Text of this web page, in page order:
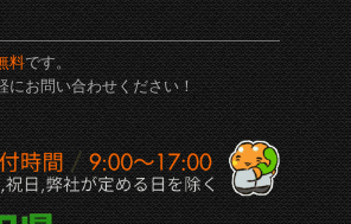
料です。
にお問い合わせください！